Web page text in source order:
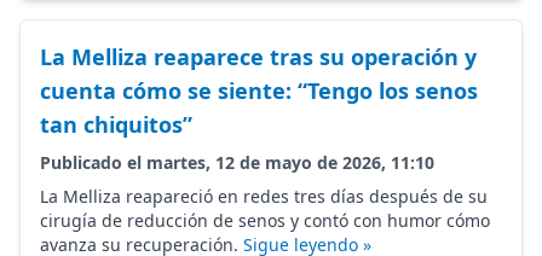
La Melliza reaparece tras su operación y
cuenta cómo se siente: “Tengo los senos
tan chiquitos”
Publicado el martes, 12 de mayo de 2026, 11:10
La Melliza reapareció en redes tres días después de su
cirugía de reducción de senos y contó con humor cómo
avanza su recuperación. Sigue leyendo »